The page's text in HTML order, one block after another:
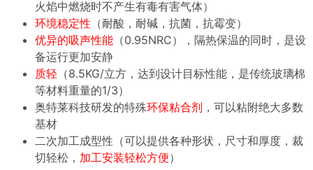
火焰中燃烧时不产生有毒有害气体）
环境稳定性 （耐酸，耐碱，抗菌，抗霉变）
优异的吸声性能 （0.95NRC），隔热保温的同时，是设
备运行更加安静
质轻 （8.5KG/立方，达到设计目标性能，是传统玻璃棉
等材料重量的1/3）
奥特莱科技研发的特殊环保粘合剂 ，可以粘附绝大多数
基材
二次加工成型性（可以提供各种形状，尺寸和厚度，裁
切轻松， 加工安装轻松方便）